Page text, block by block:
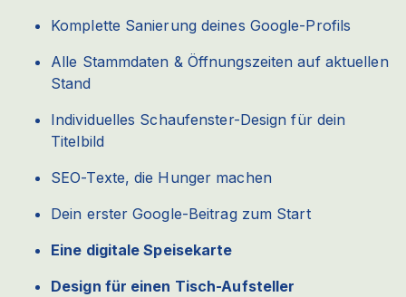
Komplette Sanierung deines Google-Profils
Alle Stammdaten & Öffnungszeiten auf aktuellen
Stand
Individuelles Schaufenster-Design für dein
Titelbild
SEO-Texte, die Hunger machen
Dein erster Google-Beitrag zum Start
Eine digitale Speisekarte
Design für einen Tisch-Aufsteller